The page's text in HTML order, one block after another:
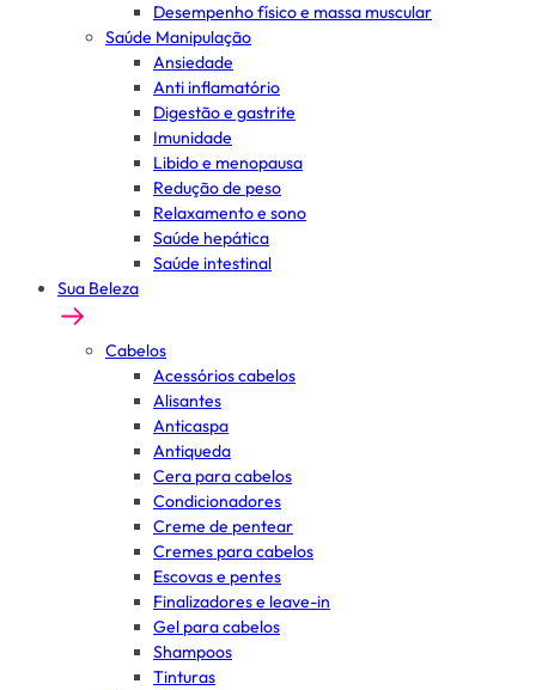
Desempenho físico e massa muscular
Saúde Manipulação
Ansiedade
Anti inflamatório
Digestão e gastrite
Imunidade
Libido e menopausa
Redução de peso
Relaxamento e sono
Saúde hepática
Saúde intestinal
Sua Beleza
Cabelos
Acessórios cabelos
Alisantes
Anticaspa
Antiqueda
Cera para cabelos
Condicionadores
Creme de pentear
Cremes para cabelos
Escovas e pentes
Finalizadores e leave-in
Gel para cabelos
Shampoos
Tinturas